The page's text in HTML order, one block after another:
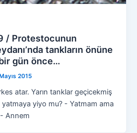
/ Protestocunun
tankların önüne
gün önce…
2015
atar. Yarın tanklar geçicekmiş
yatmaya yiyo mu? - Yatmam ama
Annem